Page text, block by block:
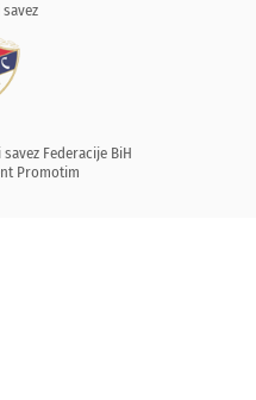
Federacije BiH
Promotim